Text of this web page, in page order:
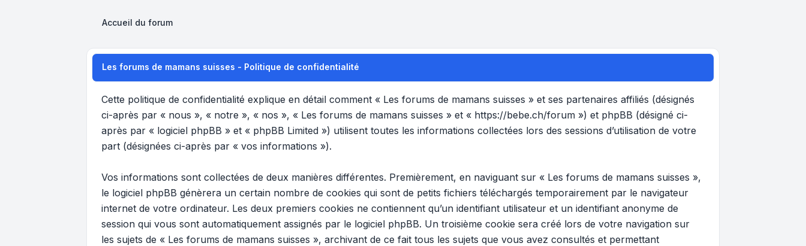
Accueil du forum
Les forums de mamans suisses - Politique de confidentialité
Cette politique de confidentialité explique en détail comment « Les forums de mamans suisses » et ses partenaires affiliés (désignés
ci-après par « nous », « notre », « nos », « Les forums de mamans suisses » et « https://bebe.ch/forum ») et phpBB (désigné ci-
après par « logiciel phpBB » et « phpBB Limited ») utilisent toutes les informations collectées lors des sessions d’utilisation de votre
part (désignées ci-après par « vos informations »).
Vos informations sont collectées de deux manières différentes. Premièrement, en naviguant sur « Les forums de mamans suisses »,
le logiciel phpBB génèrera un certain nombre de cookies qui sont de petits fichiers téléchargés temporairement par le navigateur
internet de votre ordinateur. Les deux premiers cookies ne contiennent qu’un identifiant utilisateur et un identifiant anonyme de
session qui vous sont automatiquement assignés par le logiciel phpBB. Un troisième cookie sera créé lors de votre navigation sur
les sujets de « Les forums de mamans suisses », archivant de ce fait tous les sujets que vous avez consultés et permettant